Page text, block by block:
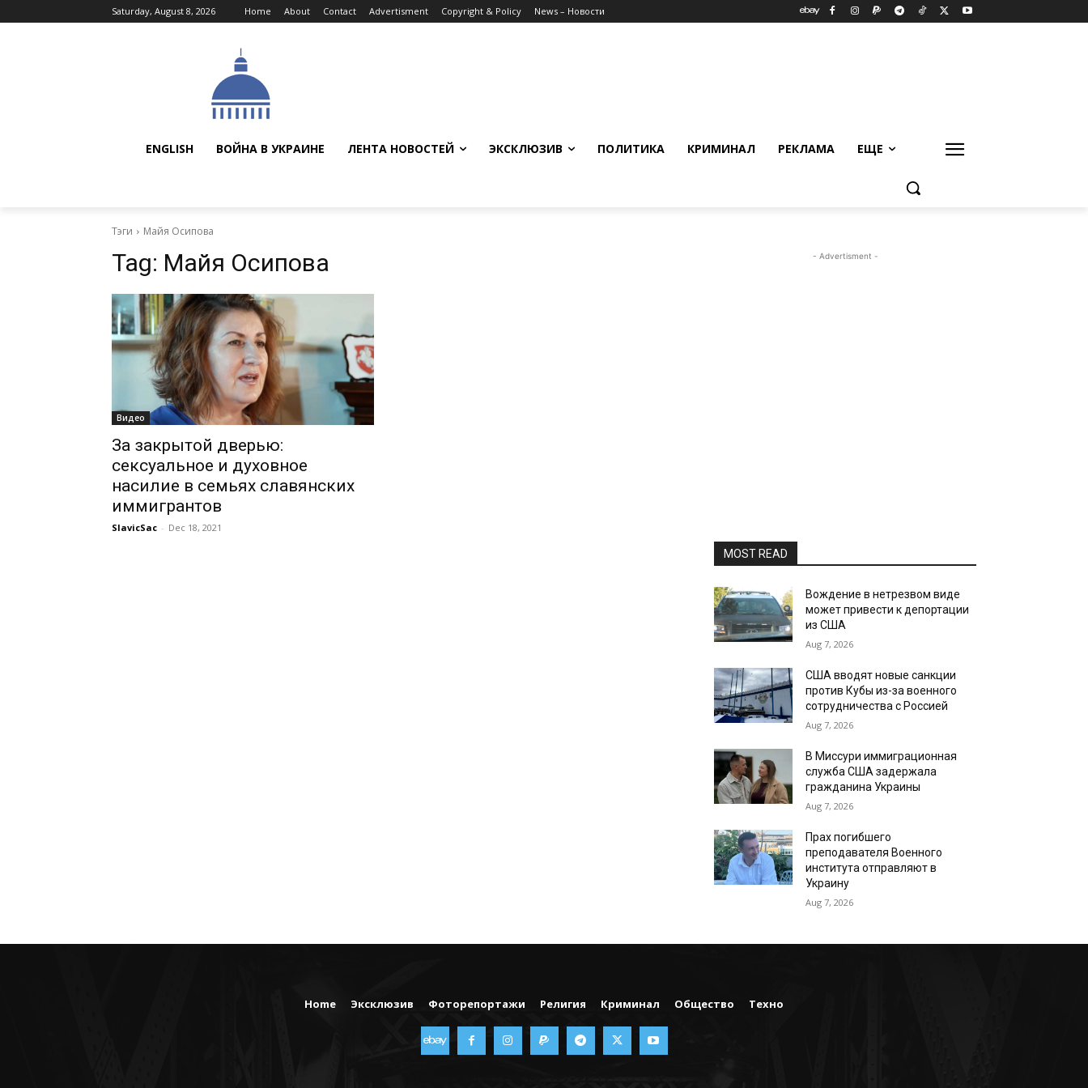
Saturday, August 8, 2026 Home About Contact Advertisment Copyright & Policy News – Новости
ENGLISH ВОЙНА В УКРАИНЕ ЛЕНТА НОВОСТЕЙ ЭКСКЛЮЗИВ ПОЛИТИКА КРИМИНАЛ РЕКЛАМА ЕЩЕ
Тэги Майя Осипова
Tag: Майя Осипова
Видео
За закрытой дверью:
сексуальное и духовное
насилие в семьях славянских
иммигрантов
SlavicSac - Dec 18, 2021
- Advertisment -
MOST READ
Вождение в нетрезвом виде
может привести к депортации
из США
Aug 7, 2026
США вводят новые санкции
против Кубы из-за военного
сотрудничества с Россией
Aug 7, 2026
В Миссури иммиграционная
служба США задержала
гражданина Украины
Aug 7, 2026
Прах погибшего
преподавателя Военного
института отправляют в
Украину
Aug 7, 2026
Home Эксклюзив Фоторепортажи Религия Криминал Общество Техно